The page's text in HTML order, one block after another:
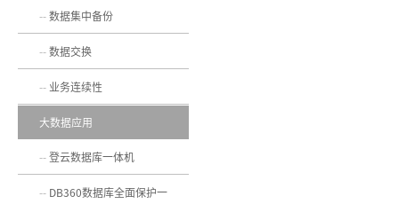
数据集中备份
数据交换
业务连续性
大数据应用
登云数据库一体机
DB360数据库全面保护一